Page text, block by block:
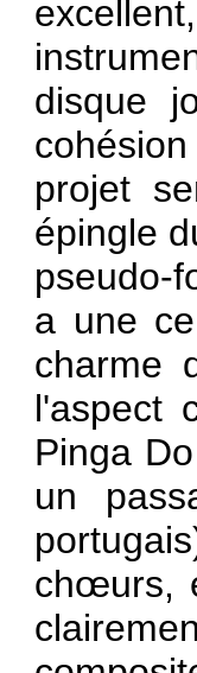
disque
projet
épingle
pseudo-
a une
charme
l'aspect
Pinga
un
chœurs,